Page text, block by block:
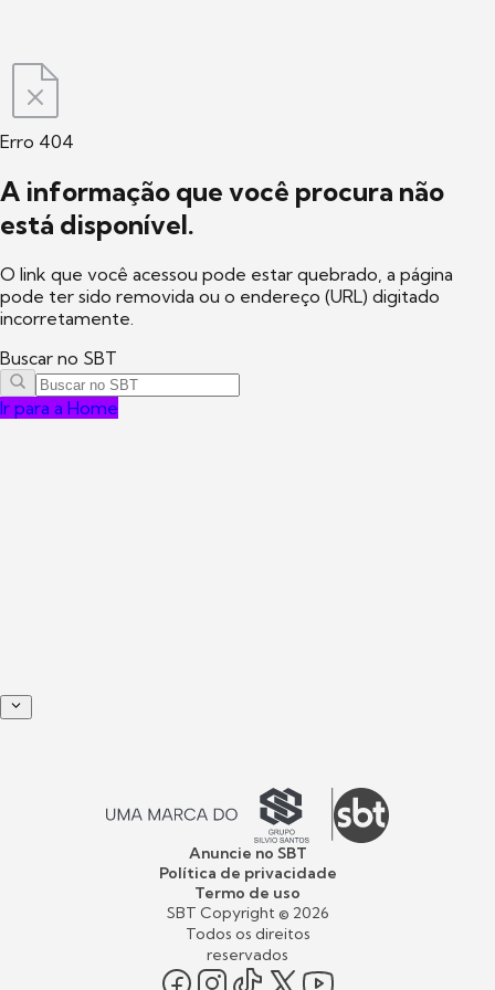
Erro 404
A informação que você procura não
está disponível.
O link que você acessou pode estar quebrado, a página
pode ter sido removida ou o endereço (URL) digitado
incorretamente.
Buscar no SBT
Ir para a Home
Anuncie no SBT
Política de privacidade
Termo de uso
SBT Copyright © 2026
Todos os direitos
reservados